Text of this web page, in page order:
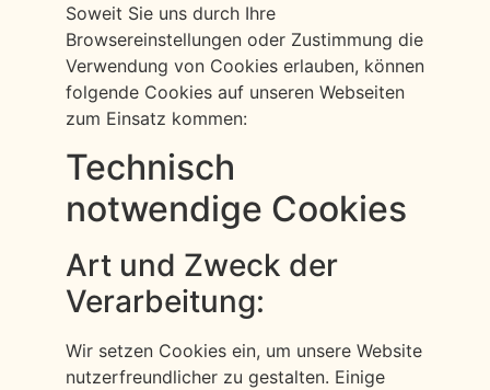
Soweit Sie uns durch Ihre
Browsereinstellungen oder Zustimmung die
Verwendung von Cookies erlauben, können
folgende Cookies auf unseren Webseiten
zum Einsatz kommen:
Technisch
notwendige Cookies
Art und Zweck der
Verarbeitung:
Wir setzen Cookies ein, um unsere Website
nutzerfreundlicher zu gestalten. Einige